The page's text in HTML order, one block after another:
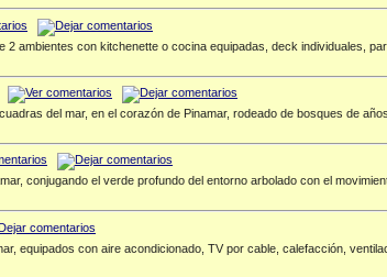
2 ambientes con kitchenette o cocina equipadas, deck individuales,
del mar, en el corazón de Pinamar, rodeado de bosques de
conjugando el verde profundo del entorno arbolado con el
equipados con aire acondicionado, TV por cable, calefacción,